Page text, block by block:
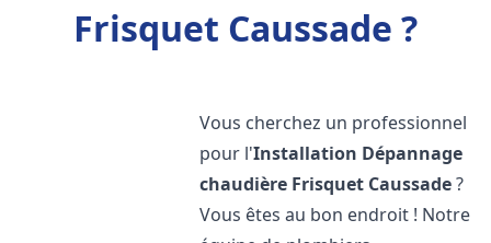
Frisquet Caussade ?
Vous cherchez un professionnel
pour l'Installation Dépannage
chaudière Frisquet Caussade?
Vous êtes au bon endroit ! Notre